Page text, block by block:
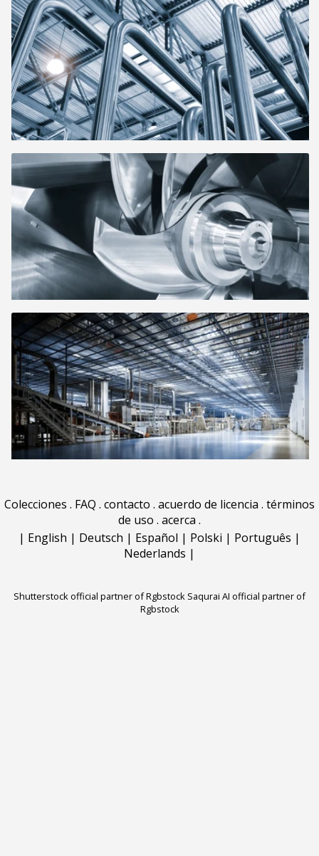
Colecciones . FAQ . contacto . acuerdo de licencia . términos
de uso . acerca .
| English | Deutsch | Español | Polski | Português |
Nederlands |
Shutterstock official partner of Rgbstock Saqurai AI official partner of
Rgbstock